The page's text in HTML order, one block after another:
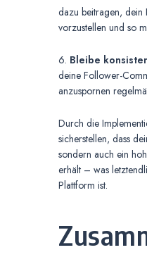
dazu beitragen, dein
vorzustellen und so
6. Bleibe
deine Follower-
anzuspornen
Durch die
sicherstellen, dass
sondern auch ein
erhält – was
Plattform ist.